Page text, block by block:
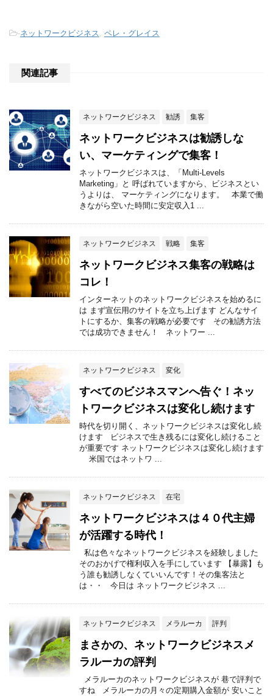
-ネットワークビジネス, ペレ・グレイス
関連記事
ネットワークビジネス 勧誘 集客
ネットワークビジネスは勧誘しな
い、マーケティングで集客！
ネットワークビジネスは、「Multi-Levels
Marketing」と 呼ばれていますから、ビジネスとい
うよりは、 マーケティングになります。 本業で働
きながら空いた時間に安定収入1 ...
ネットワークビジネス 戦略 集客
ネットワークビジネス集客の戦略は
コレ！
インターネットのネットワークビジネスを始めるに
は まず宣伝用のサイトを立ち上げます どんなサイ
トにするか、集客の戦略が必要です その勧誘方法
では成功できません！ ネットワー ...
ネットワークビジネス 変化
すべてのビジネスマンへ告ぐ！ネッ
トワークビジネスは変化し続けます
時代を切り開く、ネットワークビジネスは変化し続
けます ビジネスで生き残るには変化し続けること
が重要です ネットワークビジネスは変化し続けます
米国ではネットワ ...
ネットワークビジネス 在宅
ネットワークビジネスは４０代主婦
が活躍する時代！
私は色々なネットワークビジネスを経験しました
そのおかげで権利収入を手にしています 【暴露】も
う誰も勧誘しなくていいんです！その集客法と
は・・ 今日は ネットワークビジネス ...
ネットワークビジネス メラルーカ 評判
まさかの、ネットワークビジネスメ
ラルーカの評判
メラルーカのネットワークビジネスが 巷で評判で
すね メラルーカの月々の定期購入金額が 安いこと